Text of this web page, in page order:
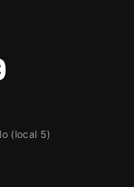
(local 5)